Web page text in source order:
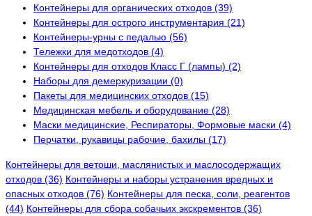
Контейнеры для органических отходов (39)
Контейнеры для острого инструментария (21)
Контейнеры-урны с педалью (56)
Тележки для медотходов (4)
Контейнеры для отходов Класс Г (лампы) (2)
Наборы для демеркуризации (0)
Пакеты для медицинских отходов (15)
Медицинская мебель и оборудование (28)
Маски медицинские, Респираторы, Формовые маски (4)
Перчатки, рукавицы рабочие, бахилы (17)
Контейнеры для ветоши, маслянистых и маслосодержащих
отходов (36) Контейнеры и наборы устранения вредных и
опасных отходов (76) Контейнеры для песка, соли, реагентов
(44) Контейнеры для сбора собачьих экскрементов (36)